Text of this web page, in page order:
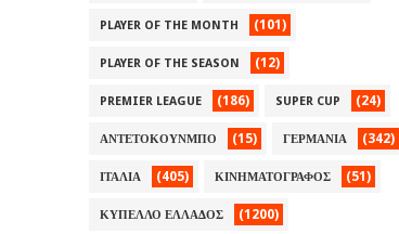
PLAYER OF THE MONTH (101)
PLAYER OF THE SEASON (12)
PREMIER LEAGUE (186) SUPER CUP (24)
ΑΝΤΕΤΟΚΟΥΝΜΠΟ (15) ΓΕΡΜΑΝΙΑ (342)
ΙΤΑΛΙΑ (405) ΚΙΝΗΜΑΤΟΓΡΑΦΟΣ (51)
ΚΥΠΕΛΛΟ ΕΛΛΑΔΟΣ (1200)